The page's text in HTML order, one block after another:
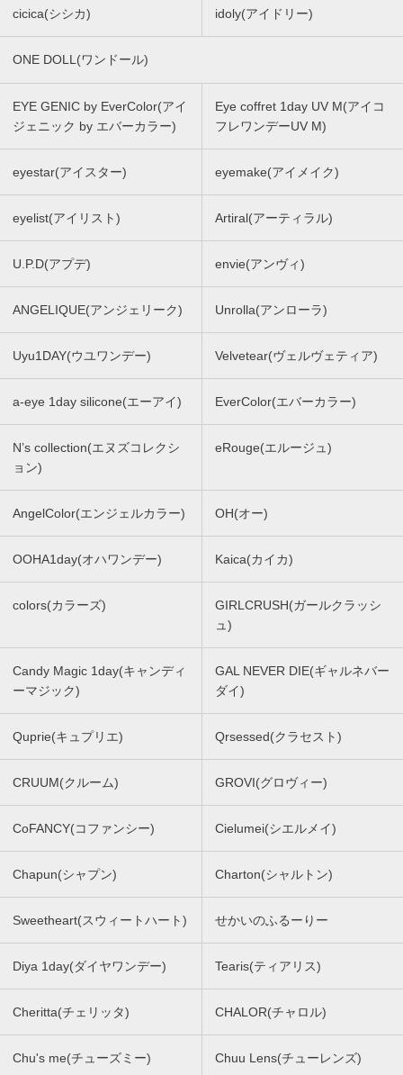
cicica(シシカ) idoly(アイドリー)
ONE DOLL(ワンドール)
EYE GENIC by EverColor(アイ
ジェニック by エバーカラー)
Eye coffret 1day UV M(アイコ
フレワンデーUV M)
eyestar(アイスター) eyemake(アイメイク)
eyelist(アイリスト) Artiral(アーティラル)
U.P.D(アプデ) envie(アンヴィ)
ANGELIQUE(アンジェリーク) Unrolla(アンローラ)
Uyu1DAY(ウユワンデー) Velvetear(ヴェルヴェティア)
a-eye 1day silicone(エーアイ) EverColor(エバーカラー)
N’s collection(エヌズコレクシ
ョン)
eRouge(エルージュ)
AngelColor(エンジェルカラー) OH(オー)
OOHA1day(オハワンデー) Kaica(カイカ)
colors(カラーズ)
GIRLCRUSH(ガールクラッシ
ュ)
Candy Magic 1day(キャンディ
ーマジック)
GAL NEVER DIE(ギャルネバー
ダイ)
Quprie(キュプリエ) Qrsessed(クラセスト)
CRUUM(クルーム) GROVI(グロヴィー)
CoFANCY(コファンシー) Cielumei(シエルメイ)
Chapun(シャプン) Charton(シャルトン)
Sweetheart(スウィートハート) せかいのふるーりー
Diya 1day(ダイヤワンデー) Tearis(ティアリス)
Cheritta(チェリッタ) CHALOR(チャロル)
Chu's me(チューズミー) Chuu Lens(チューレンズ)